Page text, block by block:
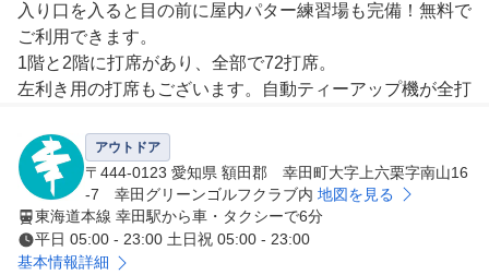
入り口を入ると目の前に屋内パター練習場も完備！無料で
ご利用できます。
1階と2階に打席があり、全部で72打席。
左利き用の打席もございます。自動ティーアップ機が全打
幸田グリーンゴルフクラブは、金ヶ崎山の麓にありますが
、道中の道幅も広いため、大型車もスムーズに通れます。
多くの地域の方がに愛され、毎日たくさんのゴルファーに
お越し頂いています。
アウトドア
〒444-0123 愛知県 額田郡 幸田町大字上六栗字南山16
-7 幸田グリーンゴルフクラブ内 地図を見る
東海道本線 幸田駅から車・タクシーで6分
平日 05:00 - 23:00 土日祝 05:00 - 23:00
基本情報詳細